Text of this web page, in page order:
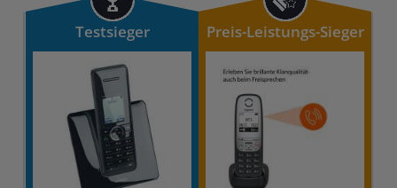
Testsieger Preis-Leistungs-Sieger